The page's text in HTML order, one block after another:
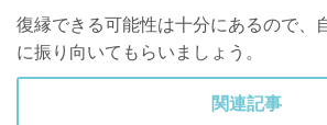
復縁できる可能性は十分にあるので、
に振り向いてもらいましょう。
関連記事